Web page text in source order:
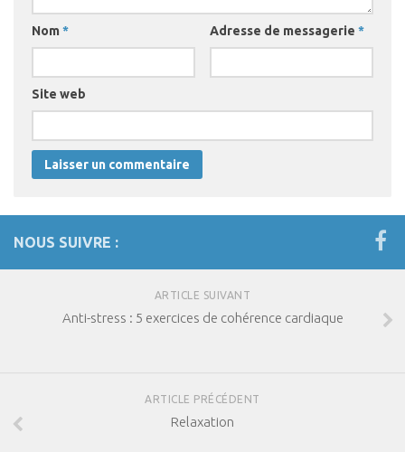
Nom * Adresse de messagerie *
Site web
NOUS SUIVRE :
ARTICLE SUIVANT
Anti-stress : 5 exercices de cohérence cardiaque
ARTICLE PRÉCÉDENT
Relaxation